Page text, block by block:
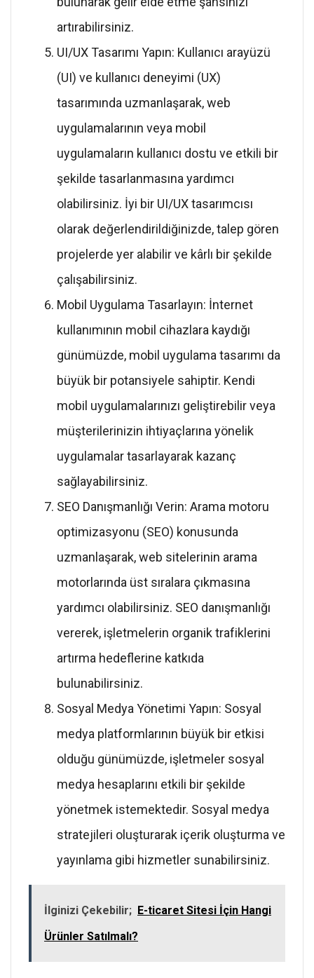
artırabilirsiniz.
UI/UX Tasarımı Yapın: Kullanıcı arayüzü
(UI) ve kullanıcı deneyimi (UX)
tasarımında uzmanlaşarak, web
uygulamalarının veya mobil
uygulamaların kullanıcı dostu ve etkili bir
şekilde tasarlanmasına yardımcı
olabilirsiniz. İyi bir UI/UX tasarımcısı
olarak değerlendirildiğinizde, talep gören
projelerde yer alabilir ve kârlı bir şekilde
çalışabilirsiniz.
Mobil Uygulama Tasarlayın: İnternet
kullanımının mobil cihazlara kaydığı
günümüzde, mobil uygulama tasarımı da
büyük bir potansiyele sahiptir. Kendi
mobil uygulamalarınızı geliştirebilir veya
müşterilerinizin ihtiyaçlarına yönelik
uygulamalar tasarlayarak kazanç
sağlayabilirsiniz.
SEO Danışmanlığı Verin: Arama motoru
optimizasyonu (SEO) konusunda
uzmanlaşarak, web sitelerinin arama
motorlarında üst sıralara çıkmasına
yardımcı olabilirsiniz. SEO danışmanlığı
vererek, işletmelerin organik trafiklerini
artırma hedeflerine katkıda
bulunabilirsiniz.
Sosyal Medya Yönetimi Yapın: Sosyal
medya platformlarının büyük bir etkisi
olduğu günümüzde, işletmeler sosyal
medya hesaplarını etkili bir şekilde
yönetmek istemektedir. Sosyal medya
stratejileri oluşturarak içerik oluşturma ve
yayınlama gibi hizmetler sunabilirsiniz.
İlginizi Çekebilir; E-ticaret Sitesi İçin Hangi
Ürünler Satılmalı?